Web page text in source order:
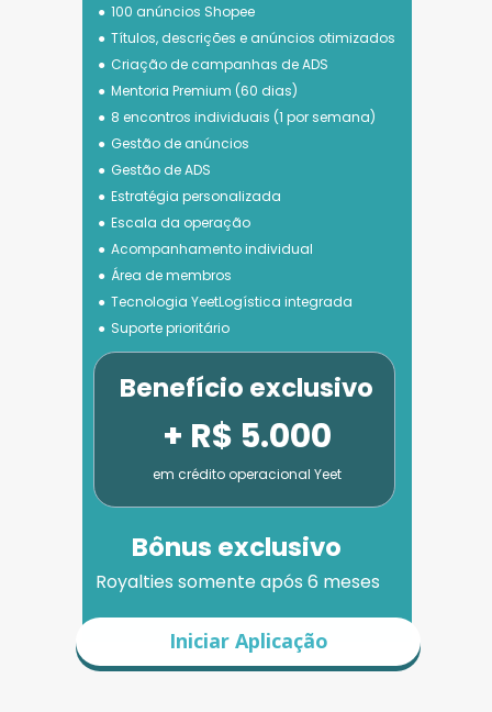
100 anúncios Shopee
Títulos, descrições e anúncios otimizados
Criação de campanhas de ADS
Mentoria Premium (60 dias)
8 encontros individuais (1 por semana)
Gestão de anúncios
Gestão de ADS
Estratégia personalizada
Escala da operação
Acompanhamento individual
Área de membros
Tecnologia YeetLogística integrada
Suporte prioritário
Iniciar Aplicação
Bônus exclusivo
+ R$ 5.000
em crédito operacional Yeet
Benefício exclusivo
Royalties somente após 6 meses